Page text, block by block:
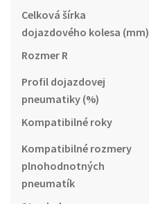
Celková šírka
dojazdového kolesa (mm)
Rozmer R
Profil dojazdovej
pneumatiky (%)
Kompatibilné roky
Kompatibilné rozmery
plnohodnotných
pneumatík